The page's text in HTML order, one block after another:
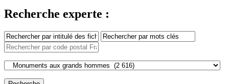
Recherche experte :